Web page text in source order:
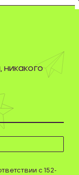
с 152-
никакого